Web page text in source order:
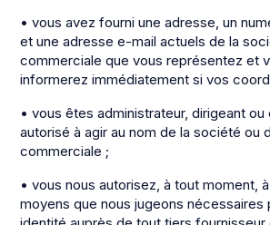
• vous avez fourni une adresse, un
et une adresse e-mail actuels de la
commerciale que vous représentez et
informerez immédiatement si vos
• vous êtes administrateur, dirigeant
autorisé à agir au nom de la société ou
commerciale ;
• vous nous autorisez, à tout moment,
moyens que nous jugeons nécessaires